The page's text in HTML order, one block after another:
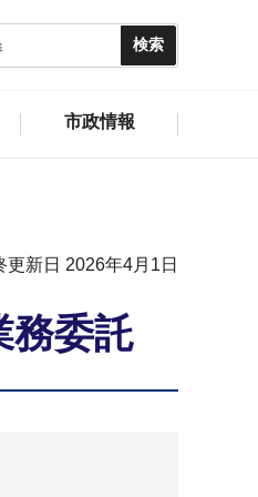
市政情報
更新日 2026年4月1日
務委託